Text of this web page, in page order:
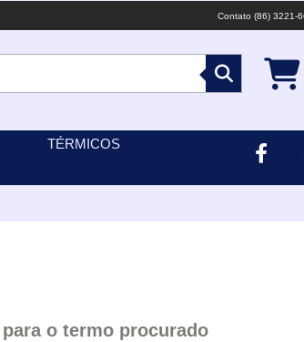
(86) 3221-
TÉRMICOS
o termo procurado